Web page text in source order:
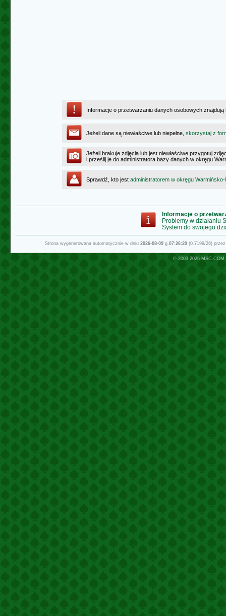
Informacje o przetwarzaniu danych osobowych
Jeżeli dane są niewłaściwe lub niepełne, skorzystaj z
Jeżeli brakuje zdjęcia lub jest niewłaściwe przygotuj
i prześlij je do administratora bazy danych w okręgu
Sprawdź, kto jest administratorem w okręgu
Informacje o
Problemy w działaniu
System do swojego
Strona wygenerowana automatycznie w dniu 2026-08-09g.07:26:20(0.7199/26)
© 2003-2026